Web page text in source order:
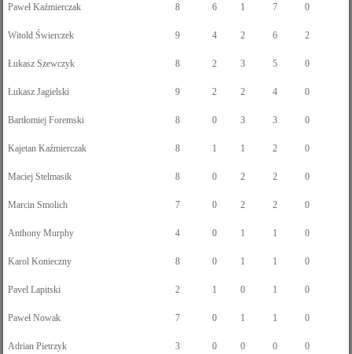
Paweł Kaźmierczak 8 6 1 7 0
Witold Świerczek 9 4 2 6 2
Łukasz Szewczyk 8 2 3 5 0
Łukasz Jagielski 9 2 2 4 0
Bartłomiej Foremski 8 0 3 3 0
Kajetan Kaźmierczak 8 1 1 2 0
Maciej Stelmasik 8 0 2 2 0
Marcin Smolich 7 0 2 2 0
Anthony Murphy 4 0 1 1 0
Karol Konieczny 8 0 1 1 0
Pavel Lapitski 2 1 0 1 0
Paweł Nowak 7 0 1 1 0
Adrian Pietrzyk 3 0 0 0 0